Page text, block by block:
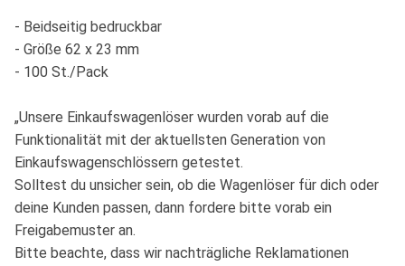
- Beidseitig bedruckbar
- Größe 62 x 23 mm
- 100 St./Pack
„Unsere Einkaufswagenlöser wurden vorab auf die
Funktionalität mit der aktuellsten Generation von
Einkaufswagenschlössern getestet.
Solltest du unsicher sein, ob die Wagenlöser für dich oder
deine Kunden passen, dann fordere bitte vorab ein
Freigabemuster an.
Bitte beachte, dass wir nachträgliche Reklamationen